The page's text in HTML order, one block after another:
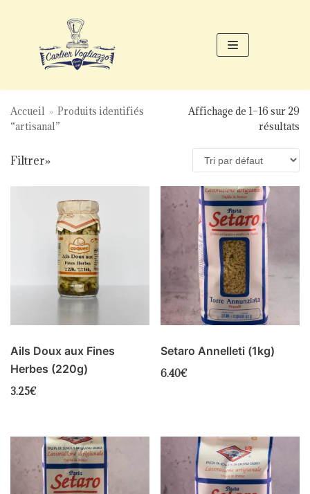
contenu
Accueil » Produits identifiés
“artisanal”
Affichage de 1–16 sur 29
résultats
Filtrer»
Ails Doux aux Fines
Herbes (220g)
3.25€
Setaro Annelleti (1kg)
6.40€